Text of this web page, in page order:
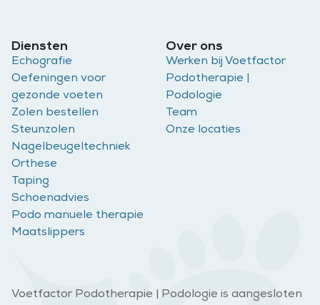
Voetfactor Podotherapie | Podologie is aangesloten
Diensten
Echografie
Oefeningen voor
gezonde voeten
Zolen bestellen
Steunzolen
Nagelbeugeltechniek
Orthese
Taping
Schoenadvies
Podo manuele therapie
Maatslippers
Over ons
Werken bij Voetfactor
Podotherapie |
Podologie
Team
Onze locaties